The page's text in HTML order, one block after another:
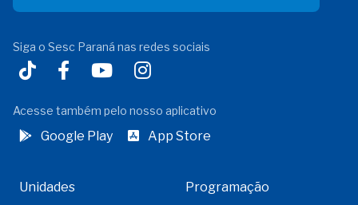
Siga o Sesc Paraná nas redes sociais
Acesse também pelo nosso aplicativo
Google Play App Store
Unidades Programação